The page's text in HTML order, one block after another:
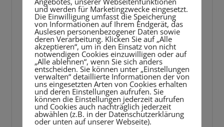
und werden für Marketingzwecke eingesetzt.
Die Einwilligung umfasst die Speicherung
von Informationen auf Ihrem Endgerät, das
Auslesen personenbezogener Daten sowie
deren Verarbeitung. Klicken Sie auf „Alle
akzeptieren“, um in den Einsatz von nicht
notwendigen Cookies einzuwilligen oder auf
„Alle ablehnen“, wenn Sie sich anders
entscheiden. Sie können unter „Einstellungen
verwalten“ detaillierte Informationen der von
uns eingesetzten Arten von Cookies erhalten
und deren Einstellungen aufrufen. Sie
können die Einstellungen jederzeit aufrufen
und Cookies auch nachträglich jederzeit
abwählen (z.B. in der Datenschutzerklärung
oder unten auf unserer Webseite).